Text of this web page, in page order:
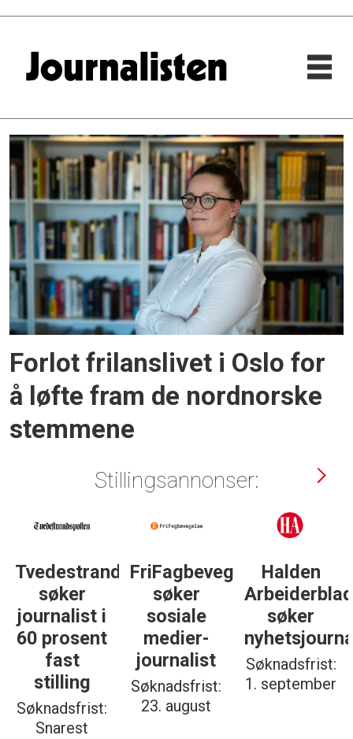
Tag:
utenfor
allfarvei
Forlot frilanslivet i Oslo for
å løfte fram de nordnorske
stemmene
Stillingsannonser:
Tvedestrandsposten
søker
journalist i
60 prosent
fast
stilling
Søknadsfrist:
Snarest
FriFagbevegelse
søker
sosiale
medier-
journalist
Søknadsfrist:
23. august
Halden
Arbeiderblad
søker
Søknadsfrist:
1. september